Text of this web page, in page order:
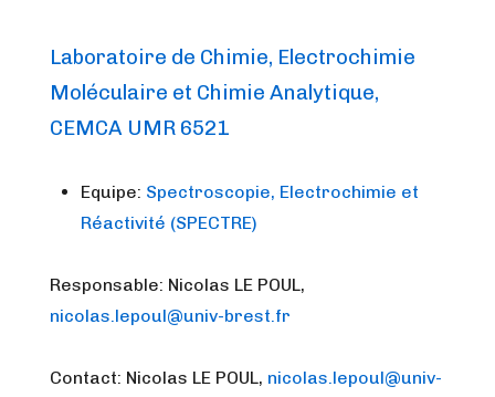
Laboratoire de Chimie, Electrochimie
Moléculaire et Chimie Analytique,
CEMCA UMR 6521
Equipe: Spectroscopie, Electrochimie et
Réactivité (SPECTRE)
Responsable: Nicolas LE POUL,
nicolas.lepoul@univ-brest.fr
Contact: Nicolas LE POUL, nicolas.lepoul@univ-